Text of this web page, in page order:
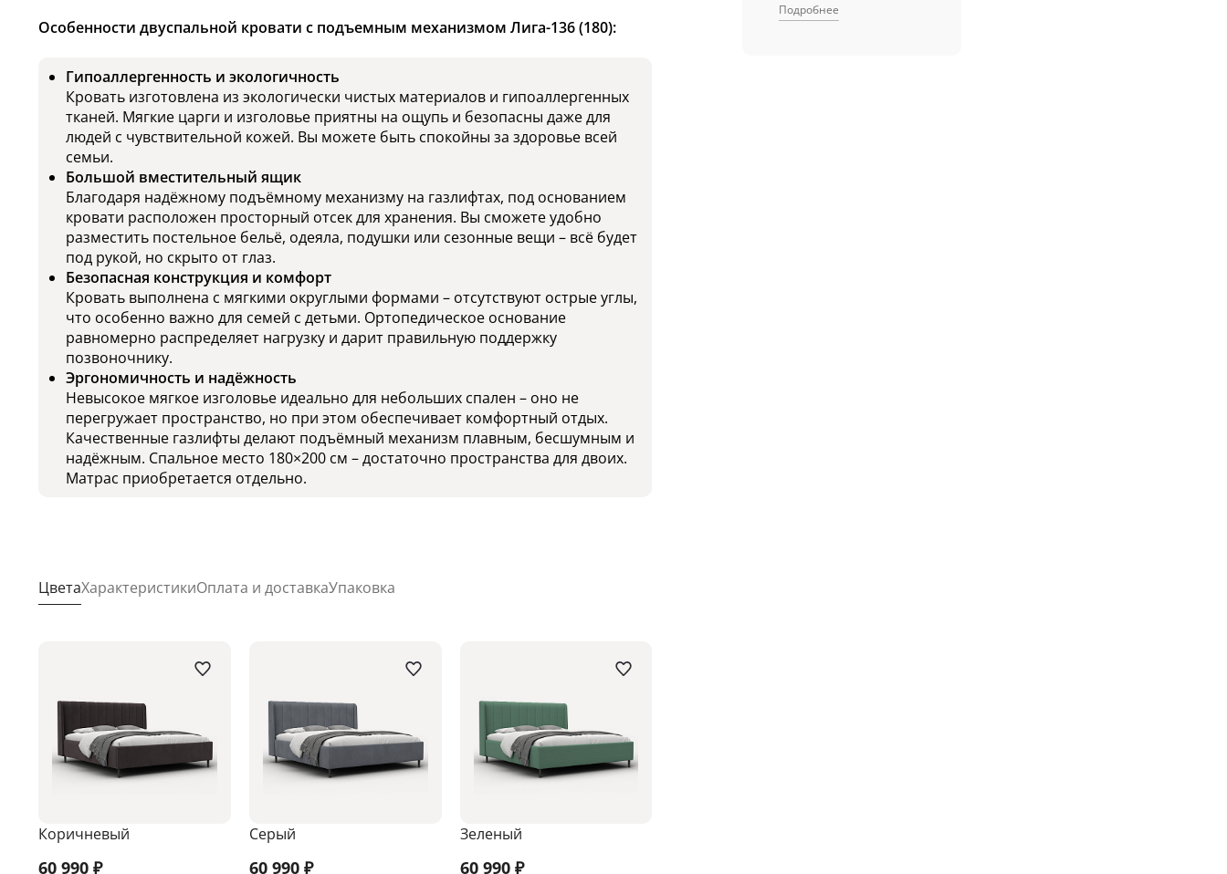
Особенности двуспальной кровати с подъемным механизмом Лига-136 (180):
Гипоаллергенность и экологичность
Кровать изготовлена из экологически чистых материалов и гипоаллергенных
тканей. Мягкие царги и изголовье приятны на ощупь и безопасны даже для
людей с чувствительной кожей. Вы можете быть спокойны за здоровье всей
семьи.
Большой вместительный ящик
Благодаря надёжному подъёмному механизму на газлифтах, под основанием
кровати расположен просторный отсек для хранения. Вы сможете удобно
разместить постельное бельё, одеяла, подушки или сезонные вещи – всё будет
под рукой, но скрыто от глаз.
Безопасная конструкция и комфорт
Кровать выполнена с мягкими округлыми формами – отсутствуют острые углы,
что особенно важно для семей с детьми. Ортопедическое основание
равномерно распределяет нагрузку и дарит правильную поддержку
позвоночнику.
Эргономичность и надёжность
Невысокое мягкое изголовье идеально для небольших спален – оно не
перегружает пространство, но при этом обеспечивает комфортный отдых.
Качественные газлифты делают подъёмный механизм плавным, бесшумным и
надёжным. Спальное место 180×200 см – достаточно пространства для двоих.
Матрас приобретается отдельно.
ЦветаХарактеристикиОплата и доставкаУпаковка
Коричневый
60 990 ₽
Серый
60 990₽
Зеленый
60 990₽
Подробнее